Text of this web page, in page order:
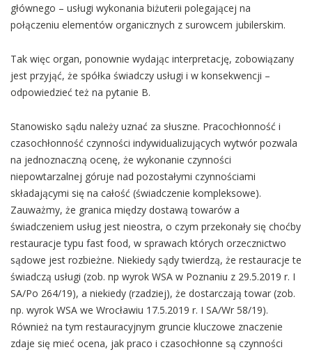
głównego – usługi wykonania biżuterii polegającej na
połączeniu elementów organicznych z surowcem jubilerskim.
Tak więc organ, ponownie wydając interpretację, zobowiązany
jest przyjąć, że spółka świadczy usługi i w konsekwencji –
odpowiedzieć też na pytanie B.
Stanowisko sądu należy uznać za słuszne. Pracochłonność i
czasochłonność czynności indywidualizujących wytwór pozwala
na jednoznaczną ocenę, że wykonanie czynności
niepowtarzalnej góruje nad pozostałymi czynnościami
składającymi się na całość (świadczenie kompleksowe).
Zauważmy, że granica między dostawą towarów a
świadczeniem usług jest nieostra, o czym przekonały się choćby
restauracje typu fast food, w sprawach których orzecznictwo
sądowe jest rozbieżne. Niekiedy sądy twierdzą, że restauracje te
świadczą usługi (zob. np wyrok WSA w Poznaniu z 29.5.2019 r. I
SA/Po 264/19), a niekiedy (rzadziej), że dostarczają towar (zob.
np. wyrok WSA we Wrocławiu 17.5.2019 r. I SA/Wr 58/19).
Również na tym restauracyjnym gruncie kluczowe znaczenie
zdaje się mieć ocena, jak praco i czasochłonne są czynności